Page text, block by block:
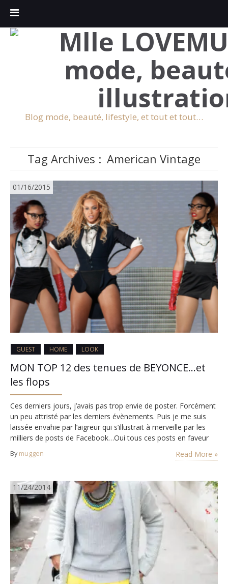
Blog mode, beauté, lifestyle, et tout et tout…
Tag Archives : American Vintage
01/16/2015
GUEST HOME LOOK
MON TOP 12 des tenues de BEYONCE…et
les flops
Ces derniers jours, j’avais pas trop envie de poster. Forcément
un peu attristé par les derniers évènements. Puis je me suis
laissée envahie par l’aigreur qui s’illustrait à merveille par les
milliers de posts de Facebook…Oui tous ces posts en faveur
voulais pas que cela fasse tâche…
By muggen Read More »
11/24/2014